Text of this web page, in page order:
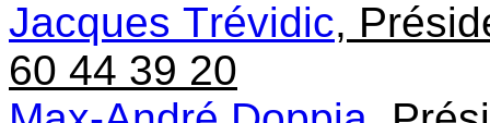
Jacques Trévidic,
60 44 39 20